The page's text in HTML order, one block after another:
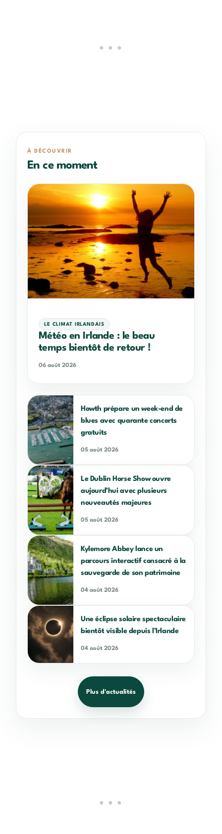
À DÉCOUVRIR
En ce moment
LE CLIMAT IRLANDAIS
Météo en Irlande : le beau
temps bientôt de retour !
06 août 2026
Howth prépare un week-end de
blues avec quarante concerts
gratuits
05 août 2026
Le Dublin Horse Show ouvre
aujourd’hui avec plusieurs
nouveautés majeures
05 août 2026
Kylemore Abbey lance un
parcours interactif consacré à la
sauvegarde de son patrimoine
04 août 2026
Une éclipse solaire spectaculaire
bientôt visible depuis l’Irlande
04 août 2026
Plus d'actualités